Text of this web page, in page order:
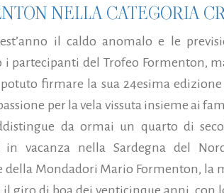
NELLA CATEGORIA
il caldo anomalo e le
partecipanti del Trofeo Formenton,
firmare la sua 24esima
per la vela vissuta insieme ai
da ormai un quarto di
in vacanza nella Sardegna del
della Mondadori Mario Formenton, la
giro di boa dei venticinque anni, con